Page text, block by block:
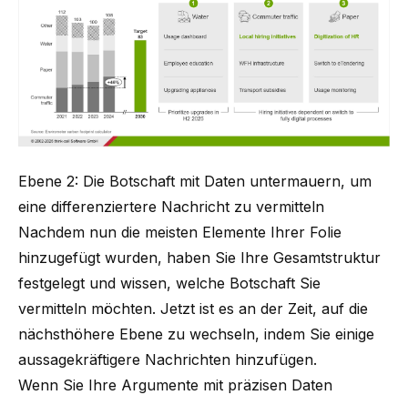
Ebene 2: Die Botschaft mit Daten untermauern, um
eine differenziertere Nachricht zu vermitteln
Nachdem nun die meisten Elemente Ihrer Folie
hinzugefügt wurden, haben Sie Ihre Gesamtstruktur
festgelegt und wissen, welche Botschaft Sie
vermitteln möchten. Jetzt ist es an der Zeit, auf die
nächsthöhere Ebene zu wechseln, indem Sie einige
aussagekräftigere Nachrichten hinzufügen.
Wenn Sie Ihre Argumente mit präzisen Daten